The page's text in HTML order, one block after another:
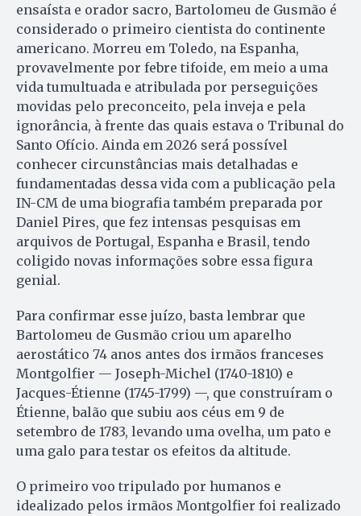
ensaísta e orador sacro, Bartolomeu de Gusmão é
considerado o primeiro cientista do continente
americano. Morreu em Toledo, na Espanha,
provavelmente por febre tifoide, em meio a uma
vida tumultuada e atribulada por perseguições
movidas pelo preconceito, pela inveja e pela
ignorância, à frente das quais estava o Tribunal do
Santo Ofício. Ainda em 2026 será possível
conhecer circunstâncias mais detalhadas e
fundamentadas dessa vida com a publicação pela
IN-CM de uma biografia também preparada por
Daniel Pires, que fez intensas pesquisas em
arquivos de Portugal, Espanha e Brasil, tendo
coligido novas informações sobre essa figura
genial.
Para confirmar esse juízo, basta lembrar que
Bartolomeu de Gusmão criou um aparelho
aerostático 74 anos antes dos irmãos franceses
Montgolfier — Joseph-Michel (1740-1810) e
Jacques-Étienne (1745-1799) —, que construíram o
Étienne, balão que subiu aos céus em 9 de
setembro de 1783, levando uma ovelha, um pato e
uma galo para testar os efeitos da altitude.
O primeiro voo tripulado por humanos e
idealizado pelos irmãos Montgolfier foi realizado